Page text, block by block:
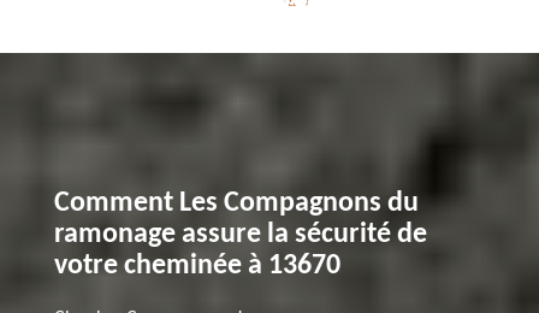
Comment Les Compagnons du
ramonage assure la sécurité de
votre cheminée à 13670